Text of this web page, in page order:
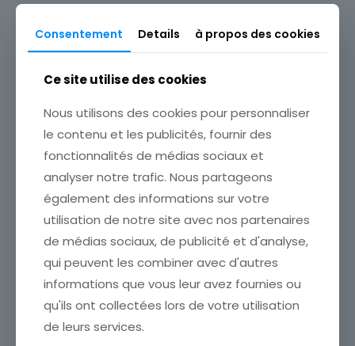
Poste d'usage courant
Pays
France
Thème
Format
Unité
Année d'émission
1941 à 1960
Qualité
TTBE
Région
Europe
Produits similaires
FRANCE TIMBRE OBL N° 843
MONT GERBIER DE JONC
VIVARAIS
ETAT VOIR SCAN Cumulez
vos achats en visitant ma
boutique afin de réduire
vos frais de port. Attendez
que nous ayons calculé les
[…]
1,00€
FRANCE TIMBRE N° 601 **
CHARLES GOUNOD
ETAT VOIR SCAN Cumulez
vos achats en visitant ma
Consentement Details à propos des cookies
Ce site utilise des cookies
Nous utilisons des cookies pour personnaliser
le contenu et les publicités, fournir des
fonctionnalités de médias sociaux et
analyser notre trafic. Nous partageons
également des informations sur votre
utilisation de notre site avec nos partenaires
de médias sociaux, de publicité et d'analyse,
qui peuvent les combiner avec d'autres
informations que vous leur avez fournies ou
qu'ils ont collectées lors de votre utilisation
de leurs services.